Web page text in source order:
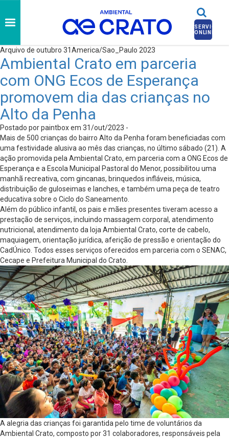
SERVIÇOS
ONLINE
Arquivo de outubro 31America/Sao_Paulo 2023
Ambiental Crato em parceria
com ONG Ecos de Esperança
promovem dia das crianças no
Alto da Penha
Postado por paintbox em 31/out/2023 -
Mais de 500 crianças do bairro Alto da Penha foram beneficiadas com
uma festividade alusiva ao mês das crianças, no último sábado (21). A
ação promovida pela Ambiental Crato, em parceria com a ONG Ecos de
Esperança e a Escola Municipal Pastoral do Menor, possibilitou uma
manhã recreativa, com gincanas, brinquedos infláveis, música,
distribuição de guloseimas e lanches, e também uma peça de teatro
educativa sobre o Ciclo do Saneamento.
Além do público infantil, os pais e mães presentes tiveram acesso a
prestação de serviços, incluindo massagem corporal, atendimento
nutricional, atendimento da loja Ambiental Crato, corte de cabelo,
maquiagem, orientação jurídica, aferição de pressão e orientação do
CadÚnico. Todos esses serviços oferecidos em parceria com o SENAC,
Cecape e Prefeitura Municipal do Crato.
A alegria das crianças foi garantida pelo time de voluntários da
Ambiental Crato, composto por 31 colaboradores, responsáveis pela